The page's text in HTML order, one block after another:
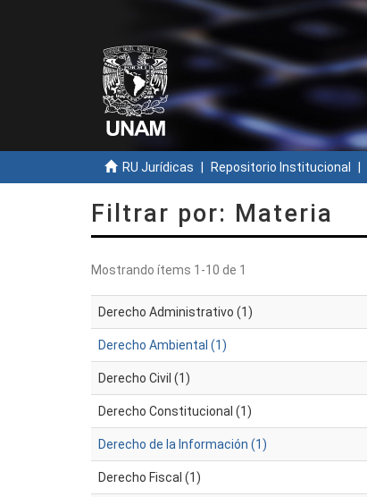
RU Jurídicas Repositorio Institucional
Filtrar por: Materia
Mostrando ítems 1-10 de 1
Derecho Administrativo (1)
Derecho Ambiental (1)
Derecho Civil (1)
Derecho Constitucional (1)
Derecho de la Información (1)
Derecho Fiscal (1)